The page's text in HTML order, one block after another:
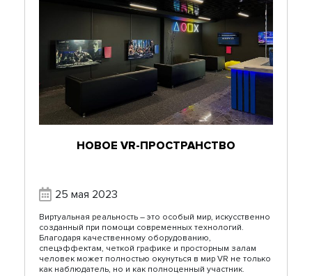
НОВОЕ VR-ПРОСТРАНСТВО
25 мая 2023
Виртуальная реальность – это особый мир, искусственно
созданный при помощи современных технологий.
Благодаря качественному оборудованию,
спецэффектам, четкой графике и просторным залам
человек может полностью окунуться в мир VR не только
как наблюдатель, но и как полноценный участник.